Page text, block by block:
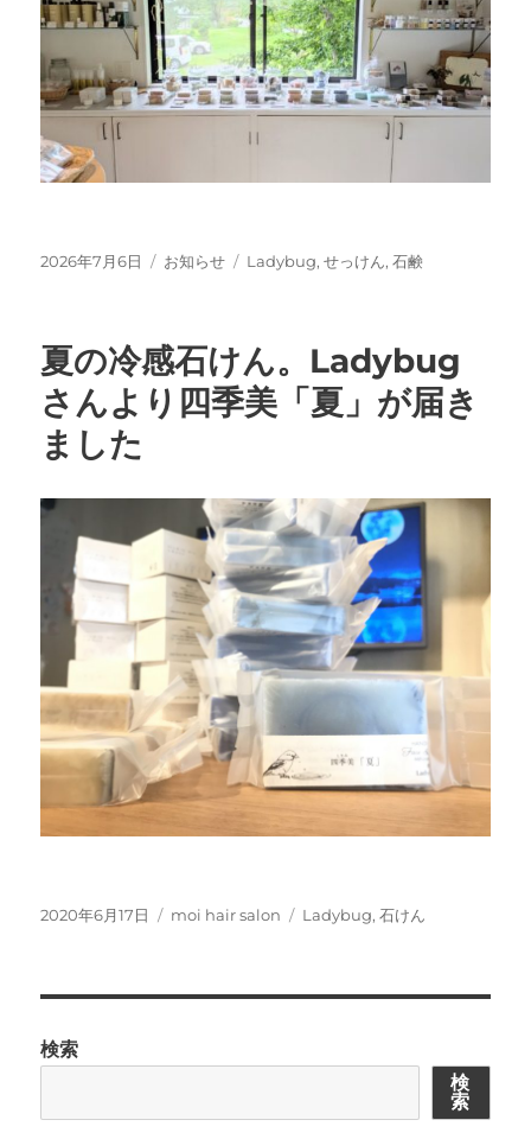
投
2026年7月6日
カ
ー
お知らせ
タ
Ladybug,せっけん,石鹸
夏の冷感石けん。Ladybug
さんより四季美「夏」が届き
ました
投
2020年6月17日
カ
moi hair salon
タ
Ladybug,石けん
検索
検
索